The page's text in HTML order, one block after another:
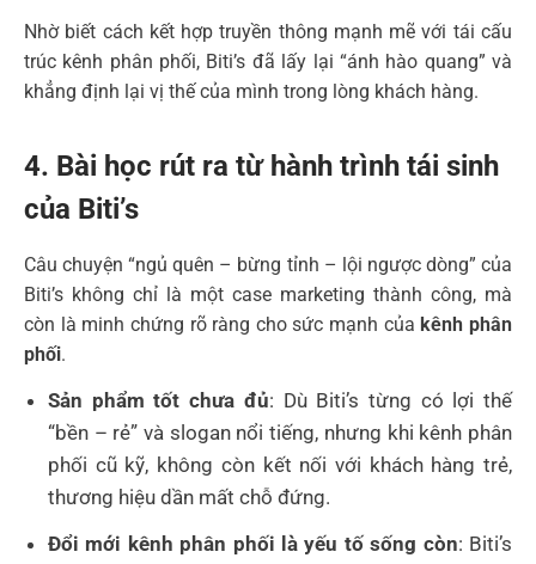
Nhờ biết cách kết hợp truyền thông mạnh mẽ với tái cấu
trúc kênh phân phối, Biti’s đã lấy lại “ánh hào quang” và
khẳng định lại vị thế của mình trong lòng khách hàng.
4. Bài học rút ra từ hành trình tái sinh
của Biti’s
Câu chuyện “ngủ quên – bừng tỉnh – lội ngược dòng” của
Biti’s không chỉ là một case marketing thành công, mà
còn là minh chứng rõ ràng cho sức mạnh củakênh phân
phối.
Sản phẩm tốt chưa đủ: Dù Biti’s từng có lợi thế
“bền – rẻ” và slogan nổi tiếng, nhưng khi kênh phân
phối cũ kỹ, không còn kết nối với khách hàng trẻ,
thương hiệu dần mất chỗ đứng.
Đổi mới kênh phân phối là yếu tố sống còn: Biti’s